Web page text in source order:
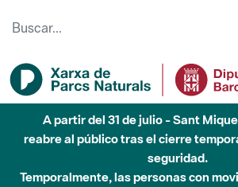
A partir del 31 de julio - Sant
reabre al público tras el cierre
seguridad.
Temporalmente, las personas con